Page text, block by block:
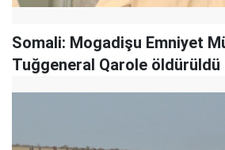
Somali: Mogadişu Emniyet
Tuğgeneral Qarole öldürüldü